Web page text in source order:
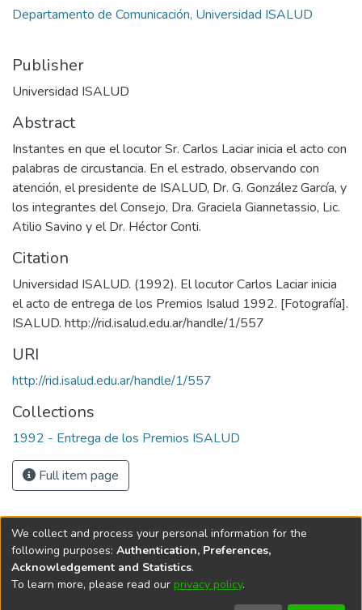
Departamento de Comunicación, Universidad ISALUD
Publisher
Universidad ISALUD
Abstract
Instantes en que el locutor Sr. Carlos Laciar inicia el acto con
palabras de circustancia. En el estrado, observando con
atención, el presidente de ISALUD, Dr. G. González García, y
los integrantes del Consejo, Dra. Graciela Giannetassio, Lic.
Atilio Savino y el Dr. Héctor Conti.
Citation
Universidad ISALUD. (1992). El locutor Carlos Laciar inicia
el acto de entrega de los Premios Isalud 1992. [Fotografía].
URI
http://rid.isalud.edu.ar/handle/1/557
Collections
1992 - Entrega de los Premios ISALUD
Full item page
DSpace softwarecopyright © 2002-2026
We collect and process your personal information for the
following purposes: Authentication, Preferences,
Acknowledgement and Statistics.
To learn more, please read our privacy policy.